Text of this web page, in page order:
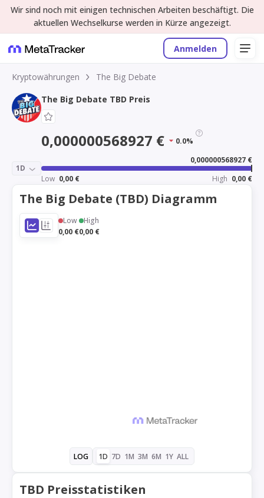
Wir sind noch mit einigen technischen Arbeiten beschäftigt. Die
aktuellen Wechselkurse werden in Kürze angezeigt.
Anmelden
Kryptowährungen
The Big Debate
The Big Debate TBD Preis
0,000000568927 € 0.0%
1D
0,000000568927 €
Low 0,00 € High 0,00 €
The Big Debate (TBD) Diagramm
Low
0,00 €
High
0,00 €
LOG 1D 7D 1M 3M 6M 1Y ALL
TBD Preisstatistiken